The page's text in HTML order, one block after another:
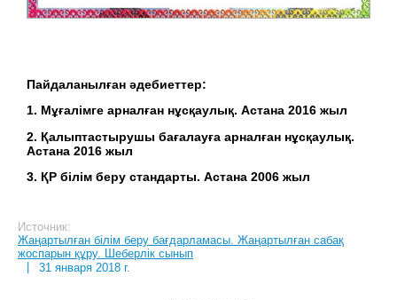
Пайдаланылған әдебиеттер:
1. Мұғалімге арналған нұсқаулық. Астана 2016 жыл
2. Қалыптастырушы бағалауға арналған нұсқаулық.
Астана 2016 жыл
3. ҚР білім беру стандарты. Астана 2006 жыл
Источник:
Жаңартылған білім беру бағдарламасы. Жаңартылған сабақ
жоспарын құру. Шеберлік сынып
31 января 2018 г.